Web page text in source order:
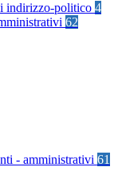
indirizzo-politico 4
62
- amministrativi 61